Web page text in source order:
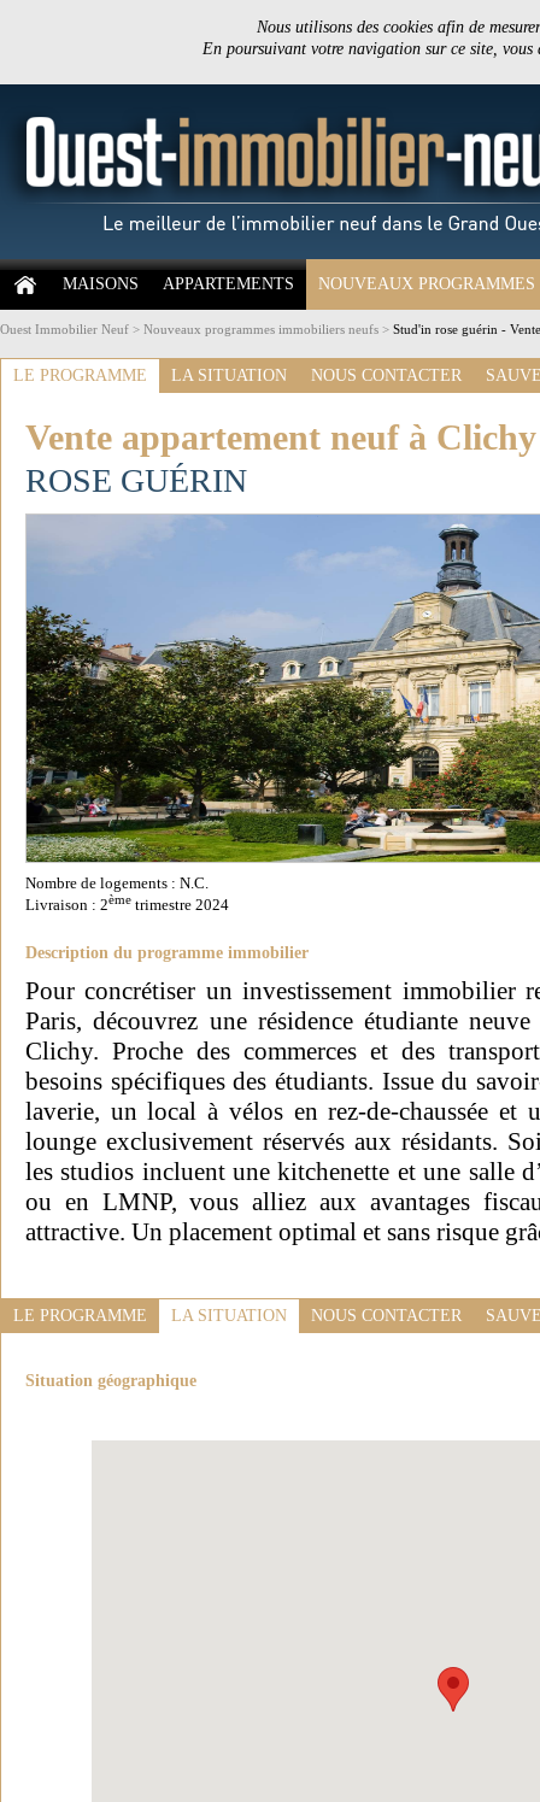
Nous utilisons des cookies afin de
En poursuivant votre navigation sur ce site,
MAISONS APPARTEMENTS NOUVEAUX PROGRAMMES
Ouest Immobilier Neuf > Nouveaux programmes immobiliers neufs > Stud'in rose guérin -
LE PROGRAMME LA SITUATION NOUS CONTACTER
Vente appartement neuf à
ROSE GUÉRIN
Nombre de logements : N.C.
Livraison : 2ème trimestre 2024
Description du programme immobilier
Pour concrétiser un investissement immobilier
Paris, découvrez une résidence étudiante
Clichy. Proche des commerces et des
besoins spécifiques des étudiants. Issue du
laverie, un local à vélos en rez-de-chaussée et
lounge exclusivement réservés aux résidants.
les studios incluent une kitchenette et une salle
ou en LMNP, vous alliez aux avantages
attractive. Un placement optimal et sans risque
LE PROGRAMME LA SITUATION NOUS CONTACTER
Situation géographique